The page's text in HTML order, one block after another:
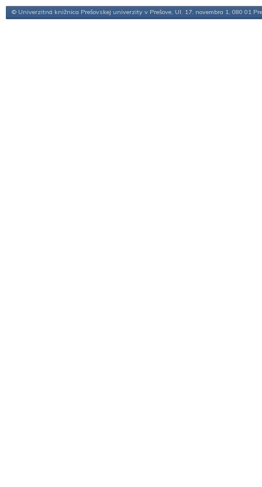
© Univerzitná knižnica Prešovskej univerzity v Prešove, Ul. 17. novembra 1, 080 01